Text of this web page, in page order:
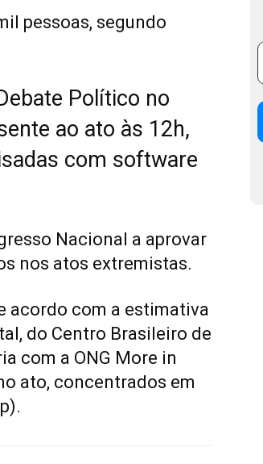
pessoas, segundo
Político no
ao ato às 12h,
com software
Nacional a aprovar
nos atos extremistas.
acordo com a estimativa
do Centro Brasileiro de
com a ONG More in
ato, concentrados em